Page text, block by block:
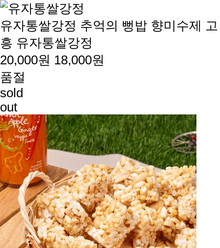
유자통쌀강정 추억의 뻥밥 향미수제 고
흥 유자통쌀강정
20,000원 18,000원
품절
sold
out